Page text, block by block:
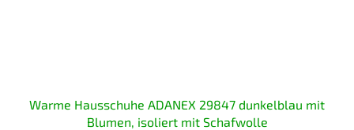
Warme Hausschuhe ADANEX 29847 dunkelblau mit
Blumen, isoliert mit Schafwolle